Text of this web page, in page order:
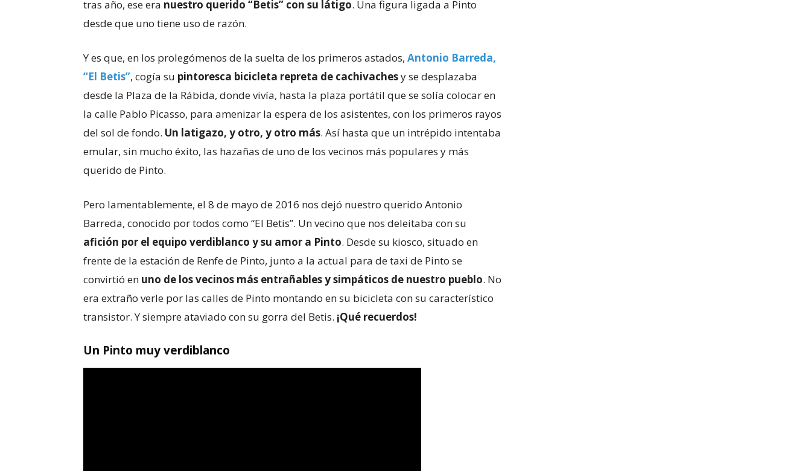
tras año, ese era nuestro querido “Betis” con su látigo. Una figura ligada a Pinto
desde que uno tiene uso de razón.
Y es que, en los prolegómenos de la suelta de los primeros astados, Antonio Barreda,
“El Betis”, cogía su pintoresca bicicleta repreta de cachivachesy se desplazaba
desde la Plaza de la Rábida, donde vivía, hasta la plaza portátil que se solía colocar en
la calle Pablo Picasso, para amenizar la espera de los asistentes, con los primeros rayos
del sol de fondo. Un latigazo, y otro, y otro más. Así hasta que un intrépido intentaba
emular, sin mucho éxito, las hazañas de uno de los vecinos más populares y más
querido de Pinto.
Pero lamentablemente, el 8 de mayo de 2016 nos dejó nuestro querido Antonio
Barreda, conocido por todos como “El Betis”. Un vecino que nos deleitaba con su
afición por el equipo verdiblanco y su amor a Pinto. Desde su kiosco, situado en
frente de la estación de Renfe de Pinto, junto a la actual para de taxi de Pinto se
convirtió en uno de los vecinos más entrañables y simpáticos de nuestro pueblo. No
era extraño verle por las calles de Pinto montando en su bicicleta con su característico
transistor. Y siempre ataviado con su gorra del Betis. ¡Qué recuerdos!
Un Pinto muy verdiblanco